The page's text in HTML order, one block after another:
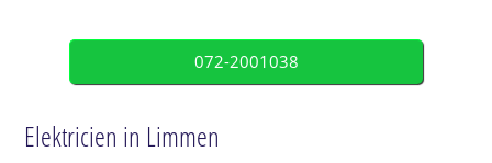
072-2001038
Elektricien in Limmen